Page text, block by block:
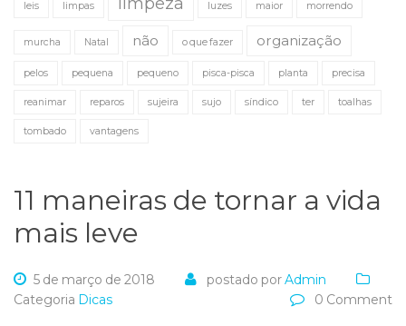
11 maneiras de tornar a vida
mais leve
5 de março de 2018 postado porAdmin
Categoria Dicas 0 Comment
leis limpas luzes maior morrendo
murcha Natal não o que fazer organização
pelos pequena pequeno pisca-pisca planta precisa
reanimar reparos sujeira sujo síndico ter toalhas
tombado vantagens